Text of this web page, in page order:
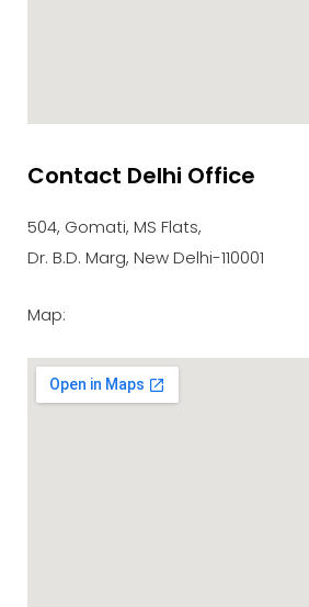
Contact Delhi Office
504, Gomati, MS Flats,
Dr. B.D. Marg, New Delhi-110001
Map: